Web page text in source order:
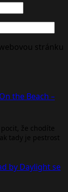
stránku
the Beach –
že chodíte
tady je pestrost
by Daylight se